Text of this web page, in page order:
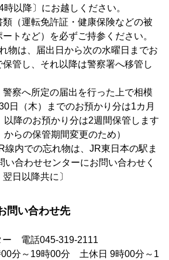
以降〕にお越しください。
（運転免許証・健康保険などの被
トなど）を必ずご持参ください。
物は、届出日から次の水曜日までお
管し、それ以降は警察署へ移管し
察へ所定の届出を行った上で相模
日（木）までのお預かり分は1カ月
以降のお預かり分は2週間保管します
らの保管期間変更のため）
線内での忘れ物は、JR東日本の駅ま
い合わせセンターにお問い合わせく
日以降共に〕
問い合わせ先
ー 電話045-319-2111
00分～19時00分 土休日 9時00分～1